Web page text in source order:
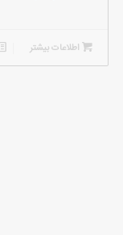
اطلاعات بیشتر